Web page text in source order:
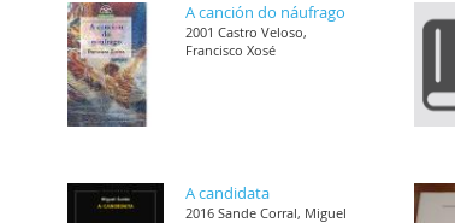
A canción do náufrago
2001 Castro Veloso,
Francisco Xosé
A candidata
2016 Sande Corral, Miguel